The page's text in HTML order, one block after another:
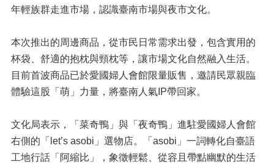
年輕族群走進市場，認識臺南市場與夜市文化。
本次推出的周邊商品，從市民日常需求出發，包含實用的
杯袋、舒適的抱枕與頸枕等，讓市場文化自然融入生活。
目前首波商品已於愛國婦人會館限量販售，邀請民眾親臨
體驗這股「萌」力量，將臺南人氣IP帶回家。
文化局表示，「菜奇鴨」與「夜奇鴨」進駐愛國婦人會館
右側的「let’s asobi」選物店。「asobi」一詞轉化自臺語
工地行話「阿縮比」，象徵輕鬆、從容且帶點幽默的生活